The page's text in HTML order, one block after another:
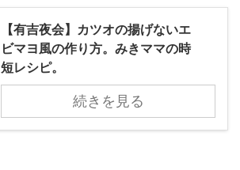
【有吉夜会】カツオの揚げないエ
ビマヨ風の作り方。みきママの時
短レシピ。
続きを見る